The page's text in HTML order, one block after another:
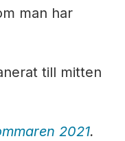
man har
till mitten
2021.